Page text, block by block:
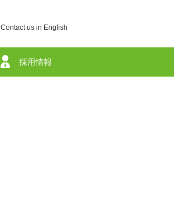
Contact us in English
採用情報